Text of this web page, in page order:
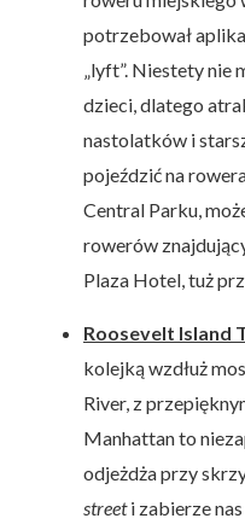
potrzebował
„lyft”. Niestety nie
dzieci, dlatego
nastolatków i
pojeździć na
Central Parku,
rowerów
Plaza Hotel, tuż
Roosevelt Island
kolejką wzdłuż
River, z
Manhattan to
odjeżdża przy
streeti zabierze